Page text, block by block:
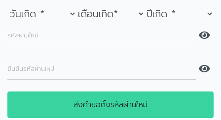
รหัสผ่านใหม่
ยืนยันรหัสผ่านใหม่
ส่งคำขอตั้งรหัสผ่านใหม่